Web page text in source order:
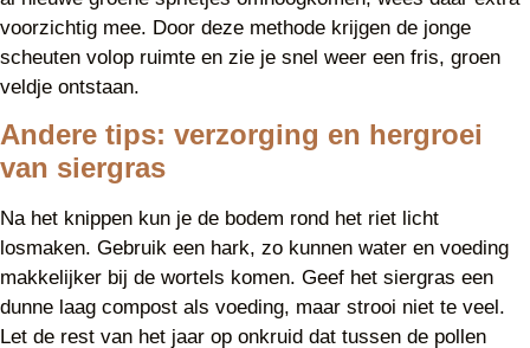
voorzichtig mee. Door deze methode krijgen de jonge
scheuten volop ruimte en zie je snel weer een fris, groen
veldje ontstaan.
Andere tips: verzorging en hergroei
van siergras
Na het knippen kun je de bodem rond het riet licht
losmaken. Gebruik een hark, zo kunnen water en voeding
makkelijker bij de wortels komen. Geef het siergras een
dunne laag compost als voeding, maar strooi niet te veel.
Let de rest van het jaar op onkruid dat tussen de pollen